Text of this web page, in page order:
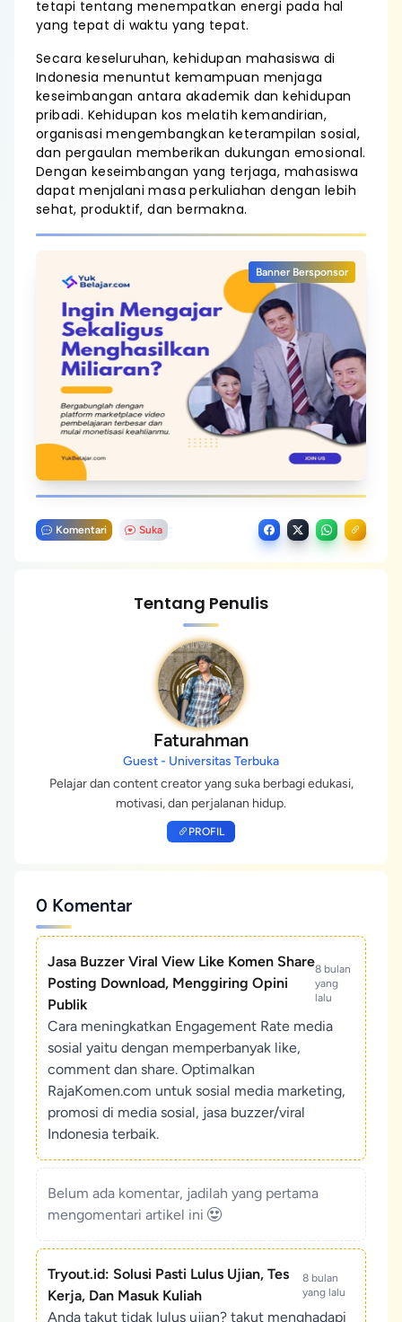
tetapi tentang menempatkan energi pada hal
yang tepat di waktu yang tepat.
Secara keseluruhan, kehidupan mahasiswa di
Indonesia menuntut kemampuan menjaga
keseimbangan antara akademik dan kehidupan
pribadi. Kehidupan kos melatih kemandirian,
organisasi mengembangkan keterampilan sosial,
dan pergaulan memberikan dukungan emosional.
Dengan keseimbangan yang terjaga, mahasiswa
dapat menjalani masa perkuliahan dengan lebih
sehat, produktif, dan bermakna.
Banner Bersponsor
Komentari Suka
Tentang Penulis
Faturahman
Guest - Universitas Terbuka
Pelajar dan content creator yang suka berbagi edukasi,
motivasi, dan perjalanan hidup.
PROFIL
0 Komentar
Jasa Buzzer Viral View Like Komen Share
Posting Download, Menggiring Opini
Publik
8 bulan
yang
lalu
Cara meningkatkan Engagement Rate media
sosial yaitu dengan memperbanyak like,
comment dan share. Optimalkan
RajaKomen.com untuk sosial media marketing,
promosi di media sosial, jasa buzzer/viral
Indonesia terbaik.
Belum ada komentar, jadilah yang pertama
mengomentari artikel ini
Tryout.id: Solusi Pasti Lulus Ujian, Tes
Kerja, Dan Masuk Kuliah
8 bulan
yang lalu
Anda takut tidak lulus ujian? takut menghadapi